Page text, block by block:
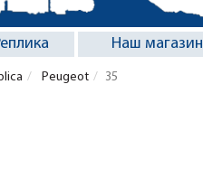
Наш магазин
Peugeot 35